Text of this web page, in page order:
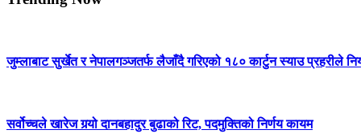
जुम्लाबाट सुर्खेत र नेपालगञ्जतर्फ लैजाँदै गरिएको १८० कार्टुन स्याउ प्रहरीले
सर्वोच्चले खारेज गर्‍यो दानबहादुर बुढाको रिट, पदमुक्तिको निर्णय कायम